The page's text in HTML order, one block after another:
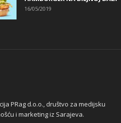
16/05/2019
PRag d.o.o., društvo za medijsku
i marketing iz Sarajeva.